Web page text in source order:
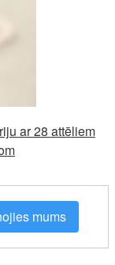
ar 28 attēliem
mums